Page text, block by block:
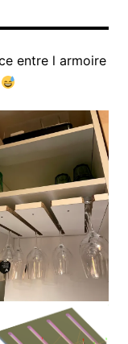
entre l armoire